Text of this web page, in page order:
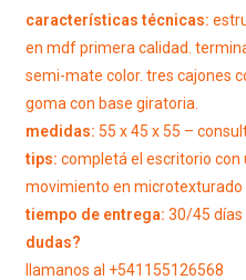
características técnicas:
en mdf primera calidad.
semi-mate color. tres cajones
goma con base giratoria.
medidas: 55 x 45 x 55 –
tips: completá el escritorio con
movimiento en microtexturado
tiempo de entrega: 30/45 días
dudas?
llamanos al +541155126568